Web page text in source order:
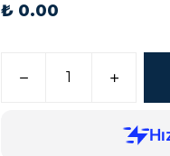
₺ 0.00